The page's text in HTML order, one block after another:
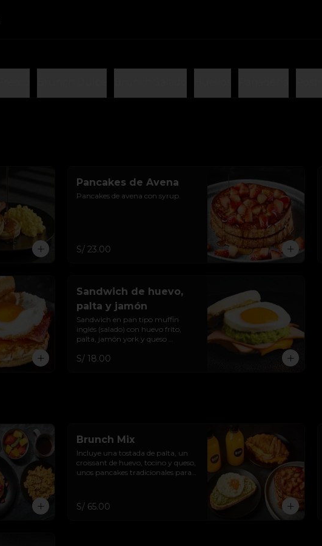
Pancakes de Avena
Pancakes de avena con syrup.
S/ 23.00
Sandwich de huevo,
palta y jamón
Sandwich en pan tipo muffin
inglés (salado) con huevo frito,
palta, jamón york y queso
S/ 18.00
Brunch Mix
Incluye una tostada de palta, un
croissant de huevo, tocino y queso,
unos pancakes tradicionales para
S/ 65.00